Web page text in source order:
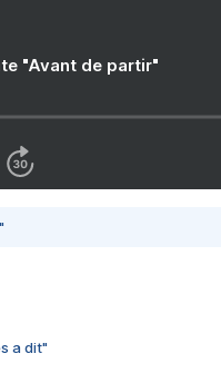
"Avant de partir"
a dit"